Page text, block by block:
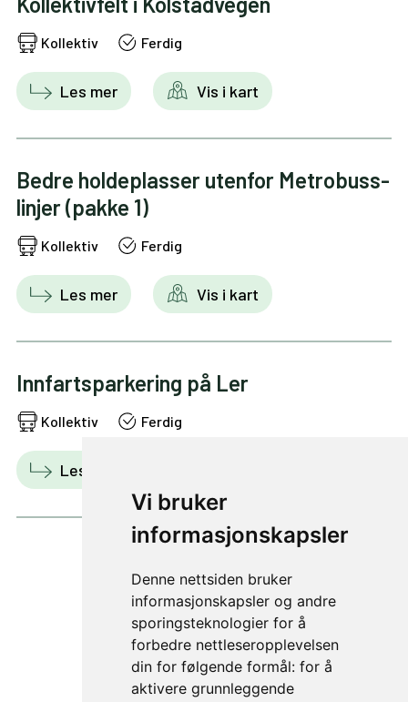
Vi bruker
informasjonskapsler
Denne nettsiden bruker
informasjonskapsler og andre
sporingsteknologier for å
forbedre nettleseropplevelsen
din for følgende formål: for å
aktivere grunnleggende
Kollektiv Ferdig
Les mer Vis i kart
Bedre holdeplasser utenfor Metrobuss-
linjer (pakke 1)
Kollektiv Ferdig
Les mer Vis i kart
Innfartsparkering på Ler
Kollektiv Ferdig
Les mer
1 av 4